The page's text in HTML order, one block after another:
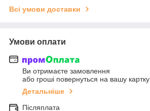
Всі умови доставки
Умови оплати
Ви отримаєте замовлення
або гроші повернуться на вашу картку
Детальніше
Післяплата